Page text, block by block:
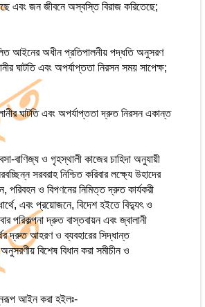
এবং জন জীবনে অস্বস্তি বিরাজ করিতেছে;
আইনের অধীন প্রতিপালনীয় পদ্ধতি অনুসরণ
ঘাটতি এবং অপর্যাপ্ততা নিরসন সময় সাপেক্ষ;
ঘাটতি এবং অপর্যাপ্ততা দ্রুত নিরসন একান্ত
বাণিজ্য ও গৃহস্থালী কাজের চাহিদা অনুযায়ী
সরবরাহ নিশ্চিত করিবার লক্ষ্যে উহাদের
পরিবহন ও বিপণনের নিমিত্ত দ্রুত কার্যকরী
এবং প্রয়োজনে, বিদেশ হইতে বিদ্যুৎ ও
পরিকল্পনা দ্রুত বাস্তবায়ন এবং জ্বালানী
দ্রুত আহরণ ও ব্যবহারের সিদ্ধান্ত
বিশেষ বিধান করা সমীচীন ও
আইন করা হইলঃ-